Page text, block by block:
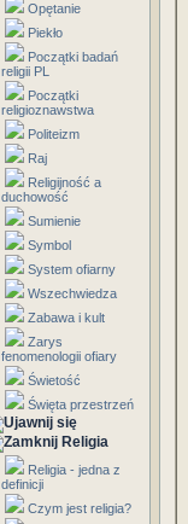
Opętanie
Piekło
Początki badań
religii PL
Początki
religioznawstwa
Politeizm
Raj
Religijność a
duchowość
Sumienie
Symbol
System ofiarny
Wszechwiedza
Zabawa i kult
Zarys
fenomenologii ofiary
Świetość
Święta przestrzeń
Religia
Religia - jedna z
definicji
Czym jest religia?